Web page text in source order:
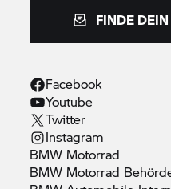
FINDE DEIN
Facebook
Youtube
Twitter
Instagram
BMW Motorrad
BMW Motorrad